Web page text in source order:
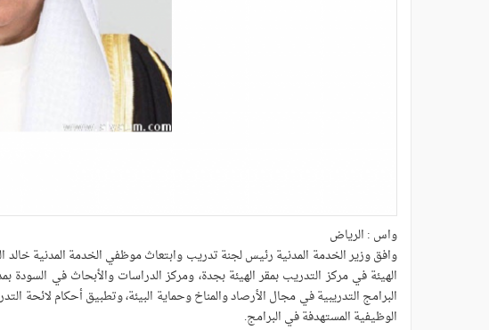
واس : الرياض
الهيئة في مركز التدريب بمقر الهيئة بجدة، ومركز الدراسات والأبحاث في السودة
البرامج التدريبية في مجال الأرصاد والمناخ وحماية البيئة، وتطبيق أحكام لائحة
الوظيفية المستهدفة في البرامج.